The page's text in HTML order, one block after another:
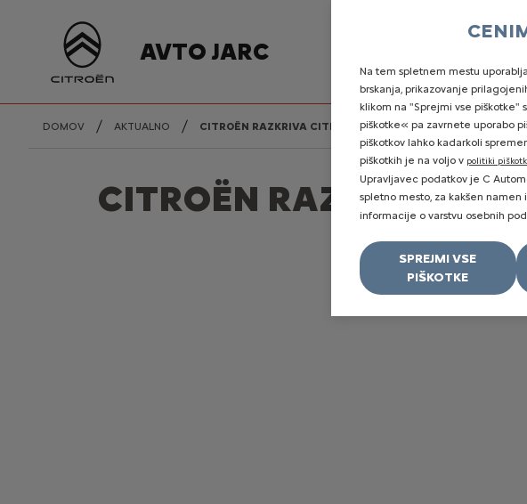
Na tem spletnem mestu
brskanja, prikazovanje
klikom na "Sprejmi vse piškotke"
piškotke« pa zavrnete uporabo
piškotkov lahko kadarkoli
piškotkih je na voljo v politiki
Upravljavec podatkov je C
spletno mesto, za kakšen
informacije o varstvu osebnih
SPREJMI VSE
PIŠKOTKE
AVTO JARC
DOMOV AKTUALNO CITROËN RAZKRIVA CITROËN C4 X IN ELEKTRIČNI Ë-C4 X
CITROËN RAZKRIVA